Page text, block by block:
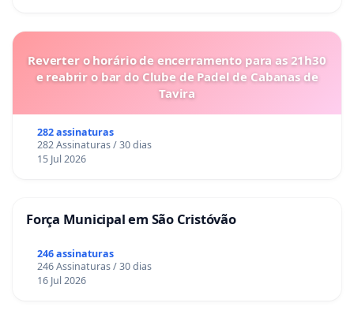
Reverter o horário de encerramento para as 21h30
e reabrir o bar do Clube de Padel de Cabanas de
Tavira
282 assinaturas
282 Assinaturas / 30 dias
15 Jul 2026
Força Municipal em São Cristóvão
246 assinaturas
246 Assinaturas / 30 dias
16 Jul 2026